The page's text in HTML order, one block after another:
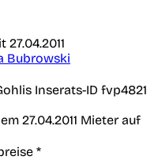
Bubrowski
Inserats-ID fvp4821
27.04.2011 Mieter auf
*